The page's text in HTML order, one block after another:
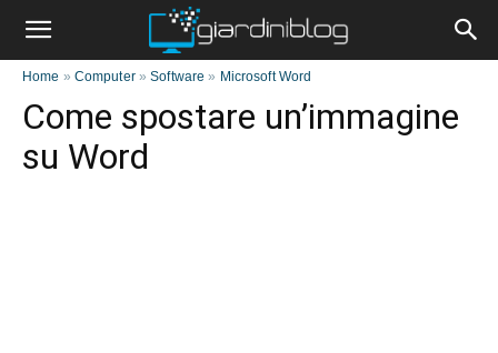
Home » Computer»Software » Microsoft Word
Come spostare un’immagine
su Word